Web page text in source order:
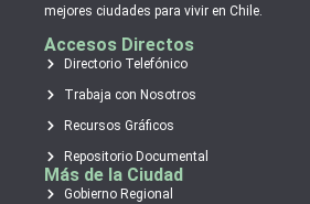
mejores ciudades para vivir en Chile.
Accesos Directos
Directorio Telefónico
Trabaja con Nosotros
Recursos Gráficos
Repositorio Documental
Más de la Ciudad
Gobierno Regional